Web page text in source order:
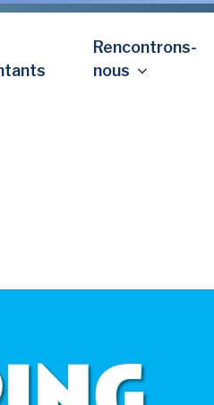
Rencontrons-
nous